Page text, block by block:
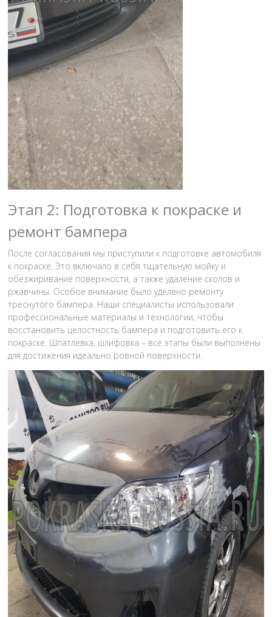
Этап 2: Подготовка к покраске и
ремонт бампера
После согласования мы приступили к подготовке автомобиля
к покраске. Это включало в себя тщательную мойку и
обезжиривание поверхности, а также удаление сколов и
ржавчины. Особое внимание было уделено ремонту
треснутого бампера. Наши специалисты использовали
профессиональные материалы и технологии, чтобы
восстановить целостность бампера и подготовить его к
покраске. Шпатлевка, шлифовка – все этапы были выполнены
для достижения идеально ровной поверхности.